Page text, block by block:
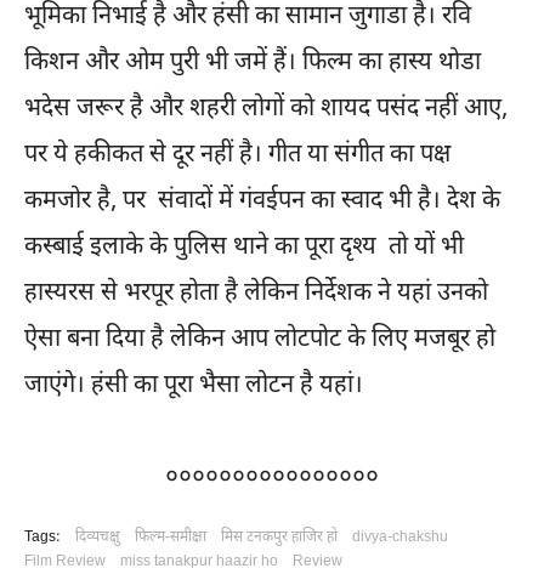
भूमिका निभाई है और हंसी का सामान जुगाडा है। रवि
किशन और ओम पुरी भी जमें हैं। फिल्म का हास्य थोडा
भदेस जरूर है और शहरी लोगों को शायद पसंद नहीं आए,
पर ये हकीकत से दूर नहीं है। गीत या संगीत का पक्ष
कमजोर है, पर संवादों में गंवईपन का स्वाद भी है। देश के
कस्बाई इलाके के पुलिस थाने का पूरा दृश्य तो यों भी
हास्यरस से भरपूर होता है लेकिन निर्देशक ने यहां उनको
ऐसा बना दिया है लेकिन आप लोटपोट के लिए मजबूर हो
जाएंगे। हंसी का पूरा भैसा लोटन है यहां।
००००००००००००००००
Tags: दिव्यचक्षु फिल्म-समीक्षा मिस टनकपुर हाजिर हो
divya-chakshu
Film Review
miss tanakpur haazir ho Review